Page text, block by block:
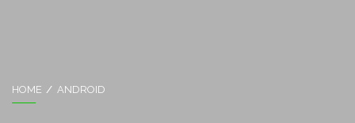
HOME ANDROID